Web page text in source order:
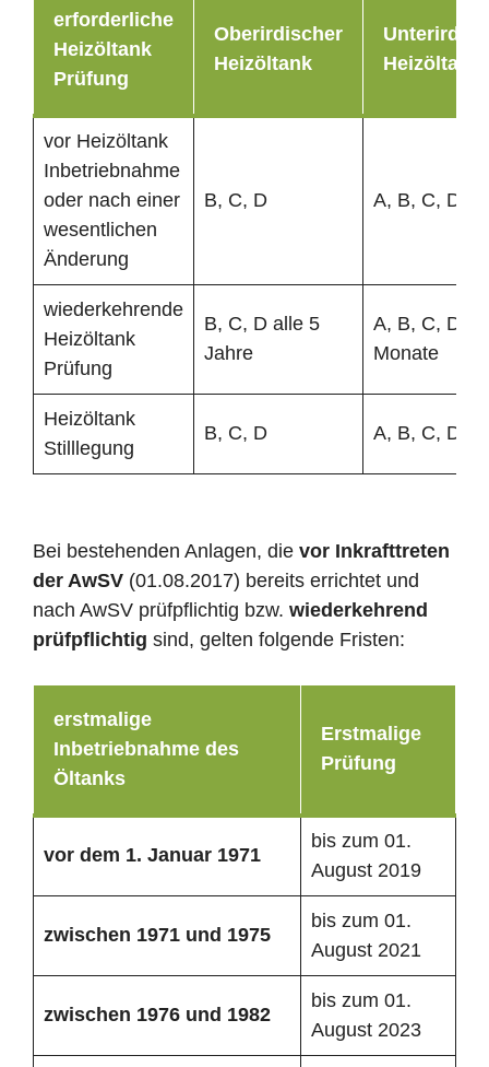
erforderliche
Heizöltank
Prüfung
Oberirdischer
Heizöltank
Heizöltank
vor Heizöltank
Inbetriebnahme
oder nach einer
wesentlichen
Änderung
B, C, D A, B, C, D
wiederkehrende
Heizöltank
Prüfung
B, C, D alle 5
Jahre
A, B, C, D
Monate
Heizöltank
Stilllegung
B, C, D A, B, C, D
Bei bestehenden Anlagen, die vor Inkrafttreten
der AwSV (01.08.2017) bereits errichtet und
nach AwSV prüfpflichtig bzw. wiederkehrend
prüfpflichtig sind, gelten folgende Fristen:
erstmalige
Inbetriebnahme des
Öltanks
Erstmalige
Prüfung
vor dem 1. Januar 1971
bis zum 01.
August 2019
zwischen 1971 und 1975
bis zum 01.
August 2021
zwischen 1976 und 1982
bis zum 01.
August 2023